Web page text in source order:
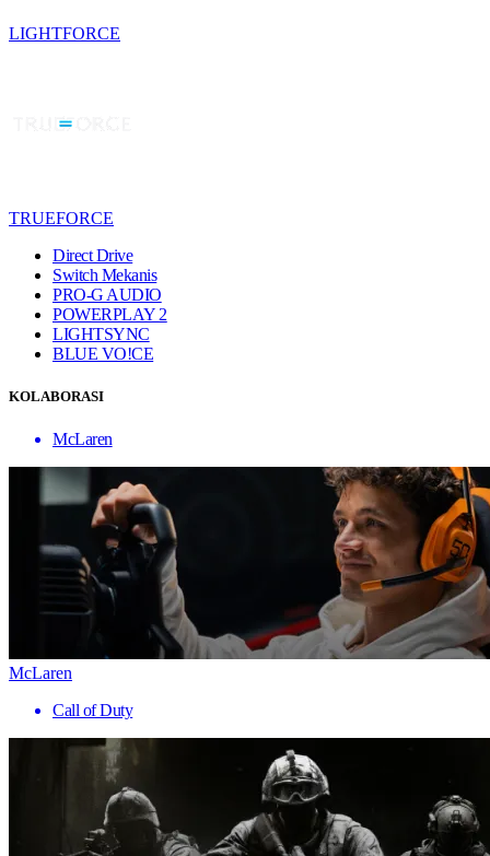
LIGHTFORCE
TRUEFORCE
Direct Drive
Switch Mekanis
PRO-G AUDIO
POWERPLAY 2
LIGHTSYNC
BLUE VO!CE
KOLABORASI
McLaren
McLaren
Call of Duty